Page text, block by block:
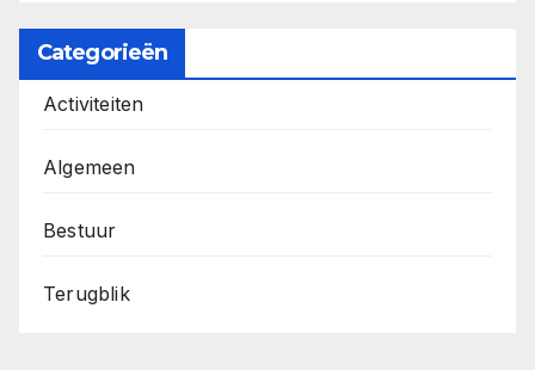
Categorieën
Activiteiten
Algemeen
Bestuur
Terugblik